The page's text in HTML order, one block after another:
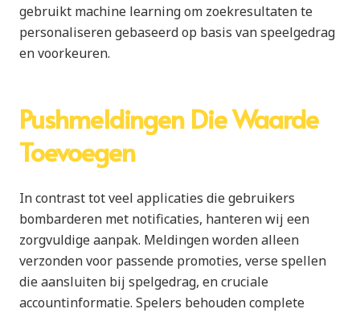
gebruikt machine learning om zoekresultaten te
personaliseren gebaseerd op basis van speelgedrag
en voorkeuren.
Pushmeldingen Die Waarde
Toevoegen
In contrast tot veel applicaties die gebruikers
bombarderen met notificaties, hanteren wij een
zorgvuldige aanpak. Meldingen worden alleen
verzonden voor passende promoties, verse spellen
die aansluiten bij spelgedrag, en cruciale
accountinformatie. Spelers behouden complete